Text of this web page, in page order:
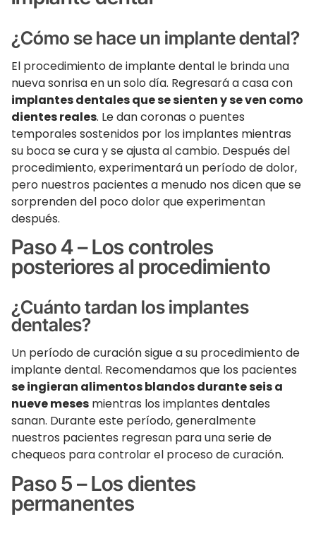
¿Cómo se hace un implante dental?
El procedimiento de implante dental le brinda una
nueva sonrisa en un solo día. Regresará a casa con
implantes dentales que se sienten y se ven como
dientes reales. Le dan coronas o puentes
temporales sostenidos por los implantes mientras
su boca se cura y se ajusta al cambio. Después del
procedimiento, experimentará un período de dolor,
pero nuestros pacientes a menudo nos dicen que se
sorprenden del poco dolor que experimentan
después.
Paso 4 – Los controles
posteriores al procedimiento
¿Cuánto tardan los implantes
dentales?
Un período de curación sigue a su procedimiento de
implante dental. Recomendamos que los pacientes
se ingieran alimentos blandos durante seis a
nueve meses mientras los implantes dentales
sanan. Durante este período, generalmente
nuestros pacientes regresan para una serie de
chequeos para controlar el proceso de curación.
Paso 5 – Los dientes
permanentes